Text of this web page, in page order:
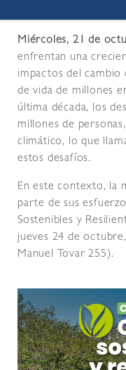
Miércoles, 21 de
enfrentan una
impactos del cambio
de vida de millones
última década, los
millones de
climático, lo que
estos desafíos.
En este contexto, la
parte de sus
Sostenibles y
jueves 24 de
Manuel Tovar 255).